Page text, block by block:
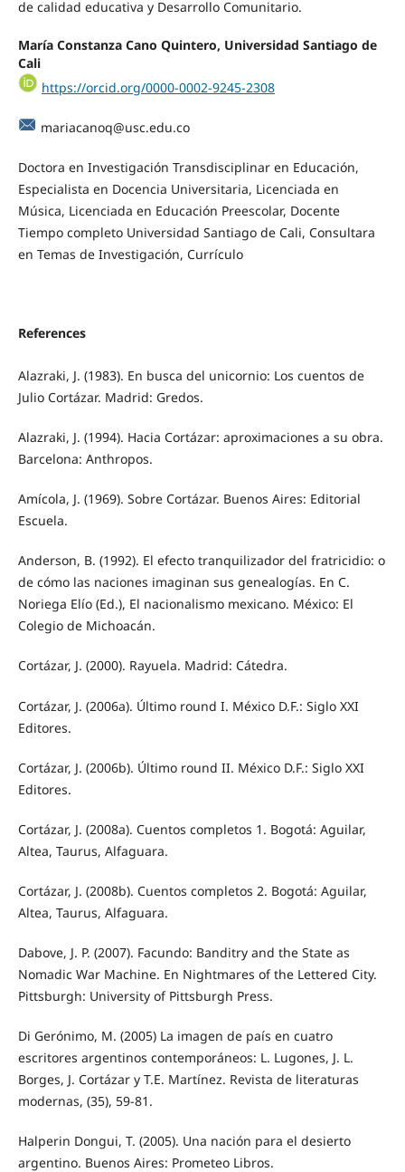
de calidad educativa y Desarrollo Comunitario.
María Constanza Cano Quintero, Universidad Santiago de
Cali
https://orcid.org/0000-0002-9245-2308
mariacanoq@usc.edu.co
Doctora en Investigación Transdisciplinar en Educación,
Especialista en Docencia Universitaria, Licenciada en
Música, Licenciada en Educación Preescolar, Docente
Tiempo completo Universidad Santiago de Cali, Consultara
en Temas de Investigación, Currículo
References
Alazraki, J. (1983). En busca del unicornio: Los cuentos de
Julio Cortázar. Madrid: Gredos.
Alazraki, J. (1994). Hacia Cortázar: aproximaciones a su obra.
Barcelona: Anthropos.
Amícola, J. (1969). Sobre Cortázar. Buenos Aires: Editorial
Escuela.
Anderson, B. (1992). El efecto tranquilizador del fratricidio: o
de cómo las naciones imaginan sus genealogías. En C.
Noriega Elío (Ed.), El nacionalismo mexicano. México: El
Colegio de Michoacán.
Cortázar, J. (2000). Rayuela. Madrid: Cátedra.
Cortázar, J. (2006a). Último round I. México D.F.: Siglo XXI
Editores.
Cortázar, J. (2006b). Último round II. México D.F.: Siglo XXI
Editores.
Cortázar, J. (2008a). Cuentos completos 1. Bogotá: Aguilar,
Altea, Taurus, Alfaguara.
Cortázar, J. (2008b). Cuentos completos 2. Bogotá: Aguilar,
Altea, Taurus, Alfaguara.
Dabove, J. P. (2007). Facundo: Banditry and the State as
Nomadic War Machine. En Nightmares of the Lettered City.
Pittsburgh: University of Pittsburgh Press.
Di Gerónimo, M. (2005) La imagen de país en cuatro
escritores argentinos contemporáneos: L. Lugones, J. L.
Borges, J. Cortázar y T.E. Martínez. Revista de literaturas
modernas, (35), 59-81.
Halperin Dongui, T. (2005). Una nación para el desierto
argentino. Buenos Aires: Prometeo Libros.